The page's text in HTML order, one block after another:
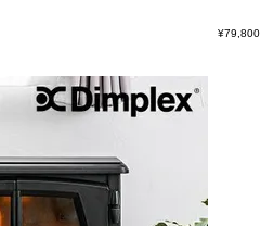
¥79,800